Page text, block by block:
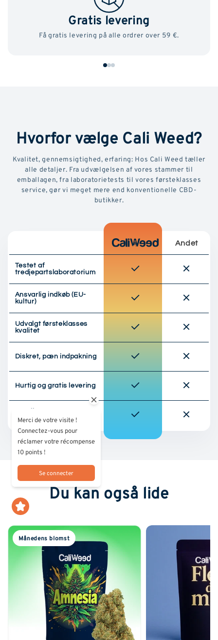
Gratis levering
Få gratis levering på alle ordrer over 59 €.
Hvorfor vælge Cali Weed?
Kvalitet, gennemsigtighed, erfaring: Hos Cali Weed tæller
alle detaljer. Fra udvælgelsen af vores stammer til
emballagen, fra laboratorietests til vores førsteklasses
service, gør vi meget mere end konventionelle CBD-
butikker.
Andet
Testet af
tredjepartslaboratorium
Ansvarlig indkøb (EU-
kultur)
Udvalgt førsteklasses
kvalitet
Diskret, pæn indpakning
Hurtig og gratis levering
kundefordelsprogram
Du kan også lide
Månedens blomst
Merci de votre visite !
Connectez-vous pour
réclamer votre récompense
10 points !
Se connecter